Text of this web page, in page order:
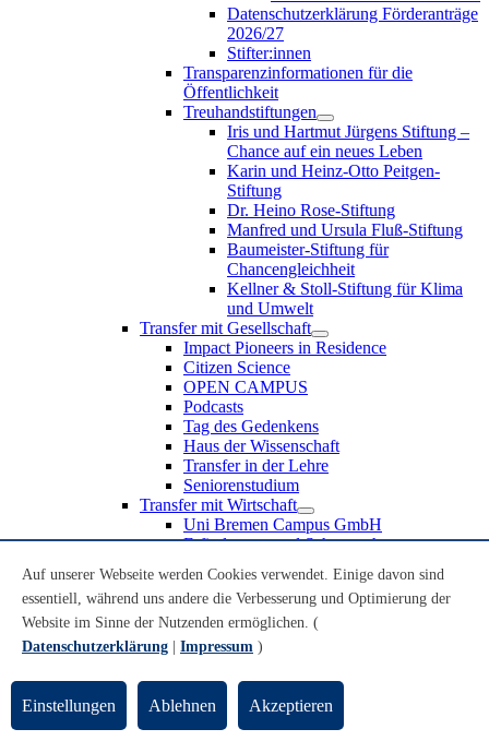
Datenschutzerklärung Förderanträge
2026/27
Stifter:innen
Transparenzinformationen für die
Öffentlichkeit
Treuhandstiftungen
Iris und Hartmut Jürgens Stiftung –
Chance auf ein neues Leben
Karin und Heinz-Otto Peitgen-
Stiftung
Dr. Heino Rose-Stiftung
Manfred und Ursula Fluß-Stiftung
Baumeister-Stiftung für
Chancengleichheit
Kellner & Stoll-Stiftung für Klima
und Umwelt
Transfer mit Gesellschaft
Impact Pioneers in Residence
Citizen Science
OPEN CAMPUS
Podcasts
Tag des Gedenkens
Haus der Wissenschaft
Transfer in der Lehre
Seniorenstudium
Transfer mit Wirtschaft
Uni Bremen Campus GmbH
Erfindungen und Schutzrechte
Recruiting an der Universität Bremen
Weiterbildung an der Universität Bremen
Transfer mit Schule
Schülerinnen und Schüler
Schulklassen
Lehrkräfte
Gründungsunterstützung
Auf unserer Webseite werden Cookies verwendet. Einige davon sind
essentiell, während uns andere die Verbesserung und Optimierung der
Website im Sinne der Nutzenden ermöglichen. (
Datenschutzerklärung
Impressum )
Einstellungen Ablehnen Akzeptieren